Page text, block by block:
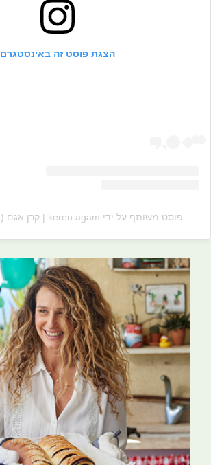
הצגת פוסט זה באינסטגרם
פוסט משותף על ידי ‏‎keren agam | קרן אגם‎‏ (@‏‎keren_agam‎‏)